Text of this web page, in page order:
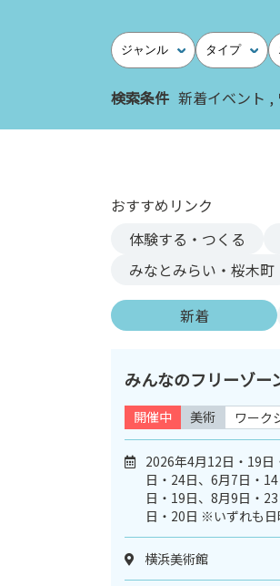
へ
ジャンル タイプ
検索条件 新着イベント
おすすめリンク
体験する・つくる
みなとみらい・桜木町
新着
みんなのフリーゾー
開催中 美術 ワーク
2026年4月12日・19
日・24日、6月7日・
日・19日、8月9日・
日・20日 ※いずれも日
横浜美術館